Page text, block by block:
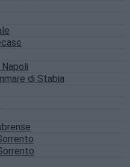
di Stabia